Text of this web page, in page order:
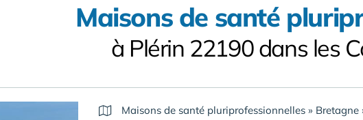
Maisons de santé
à Plérin 22190 dans les
Maisons de santé pluriprofessionnelles » Bretagne